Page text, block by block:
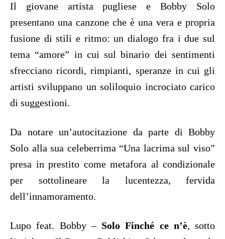
Il giovane artista pugliese e Bobby Solo
presentano una canzone che è una vera e propria
fusione di stili e ritmo: un dialogo fra i due sul
tema “amore” in cui sul binario dei sentimenti
sfrecciano ricordi, rimpianti, speranze in cui gli
artisti sviluppano un soliloquio incrociato carico
di suggestioni.
Da notare un’autocitazione da parte di Bobby
Solo alla sua celeberrima “Una lacrima sul viso”
presa in prestito come metafora al condizionale
per sottolineare la lucentezza, fervida
dell’innamoramento.
Lupo feat. Bobby – Solo Finché ce n’è, sotto